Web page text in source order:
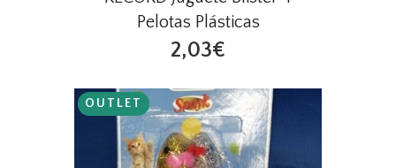
Pelotas Plásticas
2,03€
OUTLET